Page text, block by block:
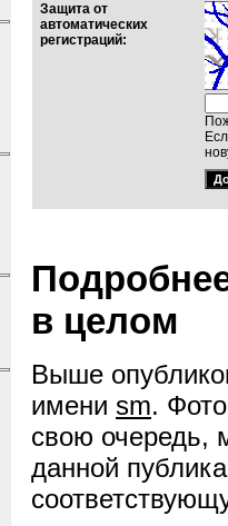
Защита от
автоматических
регистраций:
в целом
Выше
имени sm.
свою очередь,
данной